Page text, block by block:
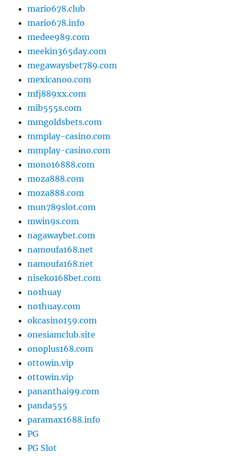
mario678.club
mario678.info
medee989.com
meekin365day.com
megawaysbet789.com
mexicanoo.com
mfj889xx.com
mib555s.com
mmgoldsbets.com
mmplay-casino.com
mmplay-casino.com
mono16888.com
moza888.com
moza888.com
mun789slot.com
mwin9s.com
nagawaybet.com
namoufa168.net
namoufa168.net
niseko168bet.com
no1huay
no1huay.com
okcasino159.com
onesiamclub.site
onoplus168.com
ottowin.vip
ottowin.vip
pananthai99.com
panda555
paramax1688.info
PG
PG Slot